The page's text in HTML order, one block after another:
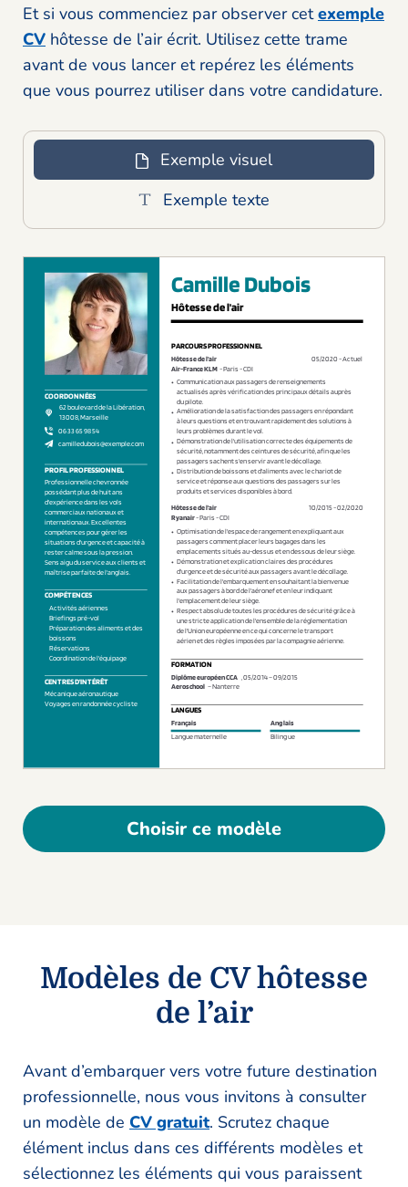
Et si vous commenciez par observer cetexemple
CV hôtesse de l’air écrit. Utilisez cette trame
avant de vous lancer et repérez les éléments
que vous pourrez utiliser dans votre candidature.
Exemple visuel
Exemple texte
Choisir ce modèle
Modèles de CV hôtesse
de l’air
Avant d’embarquer vers votre future destination
professionnelle, nous vous invitons à consulter
un modèle de CV gratuit. Scrutez chaque
élément inclus dans ces différents modèles et
sélectionnez les éléments qui vous paraissent